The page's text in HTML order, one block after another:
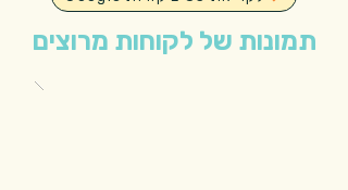
תמונות של לקוחות מרוצים